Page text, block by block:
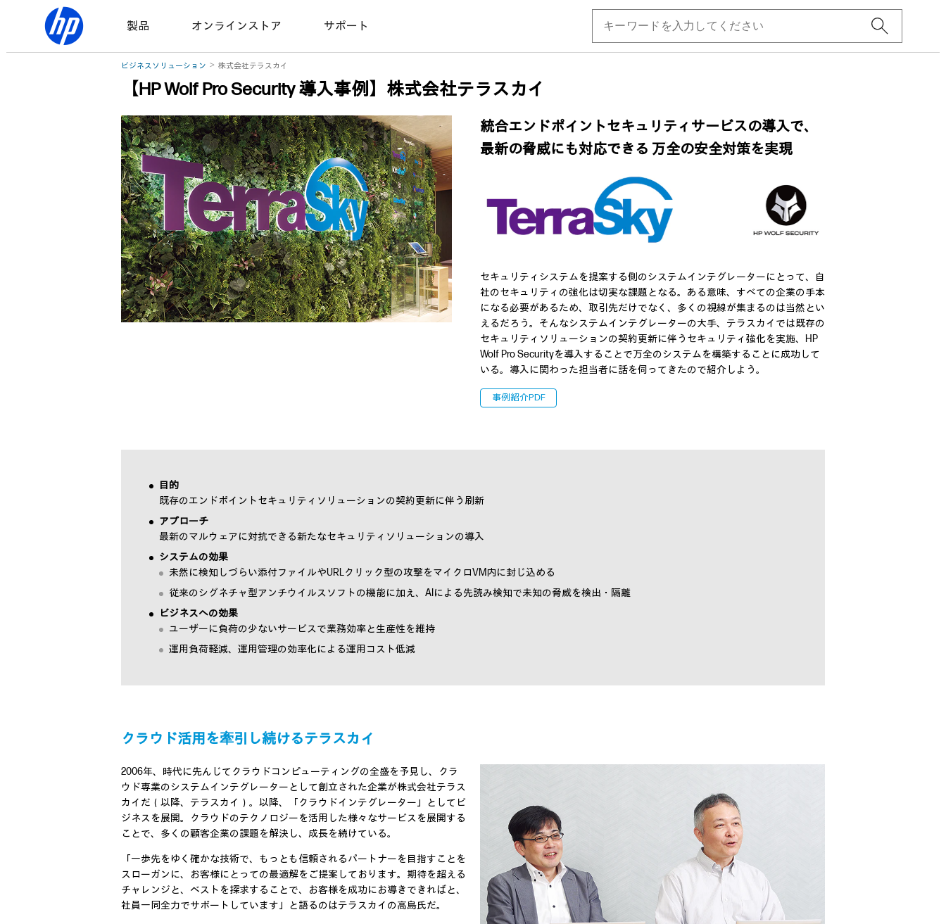
製品 オンラインストア サポート
ビジネスソリューション 株式会社テラスカイ
【HP Wolf Pro Security 導入事例】株式会社テラスカイ
統合エンドポイントセキュリティサービスの導入で、
最新の脅威にも対応できる 万全の安全対策を実現
セキュリティシステムを提案する側のシステムインテグレーターにとって、自
社のセキュリティの強化は切実な課題となる。ある意味、すべての企業の手本
になる必要があるため、取引先だけでなく、多くの視線が集まるのは当然とい
えるだろう。そんなシステムインテグレーターの大手、テラスカイでは既存の
セキュリティソリューションの契約更新に伴うセキュリティ強化を実施、HP
Wolf Pro Securityを導入することで万全のシステムを構築することに成功して
いる。導入に関わった担当者に話を伺ってきたので紹介しよう。
事例紹介PDF
目的
既存のエンドポイントセキュリティソリューションの契約更新に伴う刷新
アプローチ
最新のマルウェアに対抗できる新たなセキュリティソリューションの導入
システムの効果
未然に検知しづらい添付ファイルやURLクリック型の攻撃をマイクロVM内に封じ込める
従来のシグネチャ型アンチウイルスソフトの機能に加え、AIによる先読み検知で未知の脅威を検出・隔離
ビジネスへの効果
ユーザーに負荷の少ないサービスで業務効率と生産性を維持
運用負荷軽減、運用管理の効率化による運用コスト低減
クラウド活用を牽引し続けるテラスカイ
2006年、時代に先んじてクラウドコンピューティングの全盛を予見し、クラ
ウド専業のシステムインテグレーターとして創立された企業が株式会社テラス
カイだ（以降、テラスカイ）。以降、「クラウドインテグレーター」としてビ
ジネスを展開。クラウドのテクノロジーを活用した様々なサービスを展開する
ことで、多くの顧客企業の課題を解決し、成長を続けている。
「一歩先をゆく確かな技術で、もっとも信頼されるパートナーを目指すことを
スローガンに、お客様にとっての最適解をご提案しております。期待を超える
チャレンジと、ベストを探求することで、お客様を成功にお導きできればと、
社員一同全力でサポートしています」と語るのはテラスカイの高島氏だ。